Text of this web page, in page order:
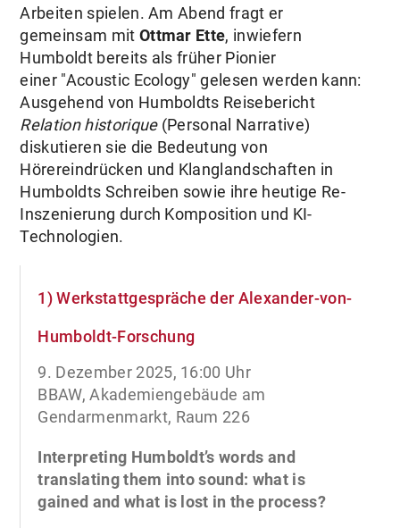
Arbeiten spielen. Am Abend fragt er
gemeinsam mit Ottmar Ette, inwiefern
Humboldt bereits als früher Pionier
einer "Acoustic Ecology" gelesen werden kann:
Ausgehend von Humboldts Reisebericht
Relation historique(Personal Narrative)
diskutieren sie die Bedeutung von
Hörereindrücken und Klanglandschaften in
Humboldts Schreiben sowie ihre heutige Re-
Inszenierung durch Komposition und KI-
Technologien.
1) Werkstattgespräche der Alexander-von-
Humboldt-Forschung
9. Dezember 2025, 16:00 Uhr
BBAW, Akademiengebäude am
Gendarmenmarkt, Raum 226
Interpreting Humboldt’s words and
translating them into sound: what is
gained and what is lost in the process?